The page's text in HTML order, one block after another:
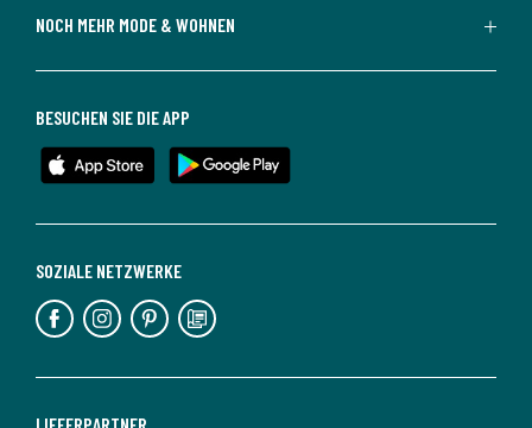
NOCH MEHR MODE & WOHNEN
LIEFERPARTNER
SOZIALE NETZWERKE
BESUCHEN SIE DIE APP